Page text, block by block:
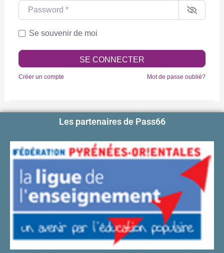
Password
Se souvenir de moi
SE CONNECTER
Créer un compte Mot de passe oublié?
Les partenaires de Pass66